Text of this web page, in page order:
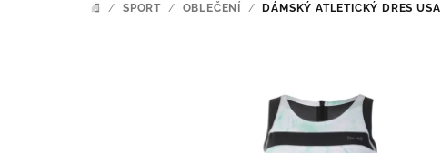
DOMŮ
/ SPORT / OBLEČENÍ / DÁMSKÝ ATLETICKÝ DRES